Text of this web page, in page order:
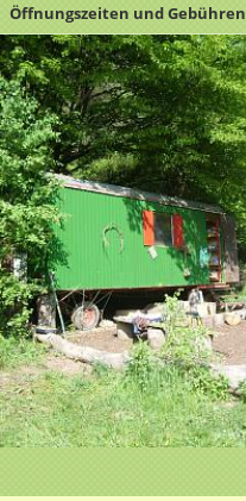
Öffnungszeiten und Gebühren